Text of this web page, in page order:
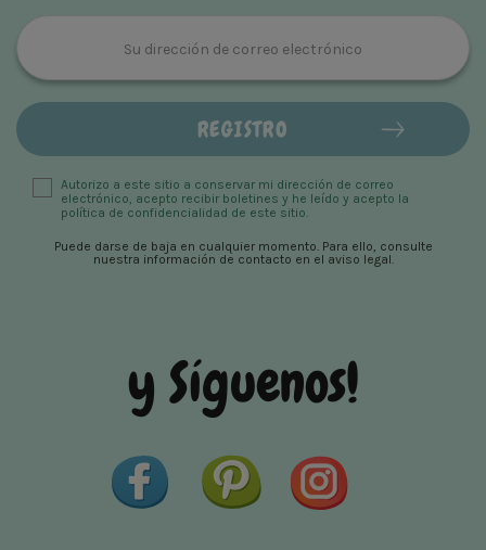
Puede darse de baja en cualquier momento. Para ello, consulte
nuestra información de contacto en el aviso legal.
Autorizo ​​a este sitio a conservar mi dirección de correo
electrónico, acepto recibir boletines y he leído y acepto la
política de confidencialidad de este sitio.
y Síguenos!
Facebook Pinterest